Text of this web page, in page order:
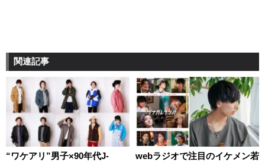
関連記事
“ワケアリ”男子×90年代J-
webラジオで注目のイケメン若